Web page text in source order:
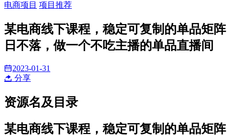
电商项目 项目推荐
某电商线下课程，稳定可复制的单品矩阵
日不落，做一个不吃主播的单品直播间
2023-01-31
分享
资源名及目录
某电商线下课程，稳定可复制的单品矩阵